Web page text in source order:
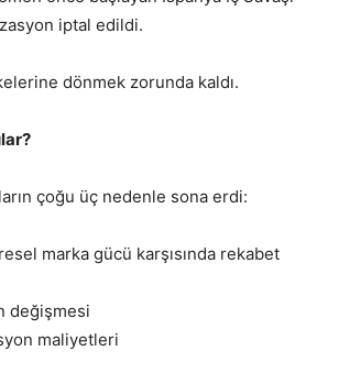
iptal edildi.
dönmek zorunda kaldı.
çoğu üç nedenle sona erdi:
marka gücü karşısında rekabet
değişmesi
maliyetleri